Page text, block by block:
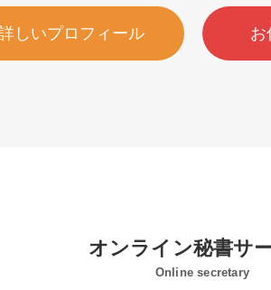
しいプロフィール お
オンライン秘書サ
Online secretary